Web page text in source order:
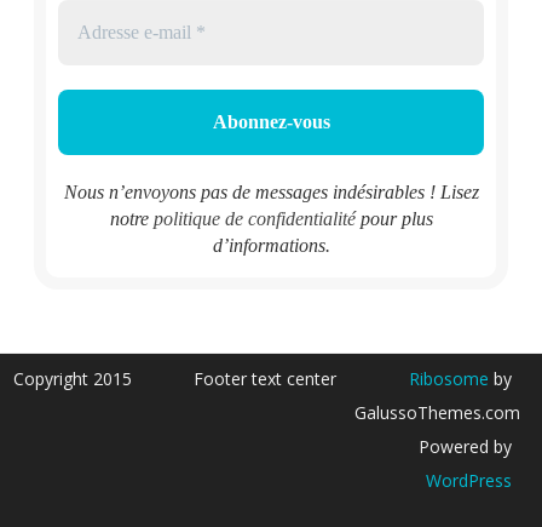
Nous n’envoyons pas de messages indésirables ! Lisez
notre politique de confidentialitépour plus
d’informations.
Copyright 2015 Footer text center Ribosome by
GalussoThemes.com
Powered by
WordPress